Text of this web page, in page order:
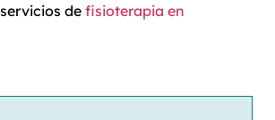
de fisioterapia en